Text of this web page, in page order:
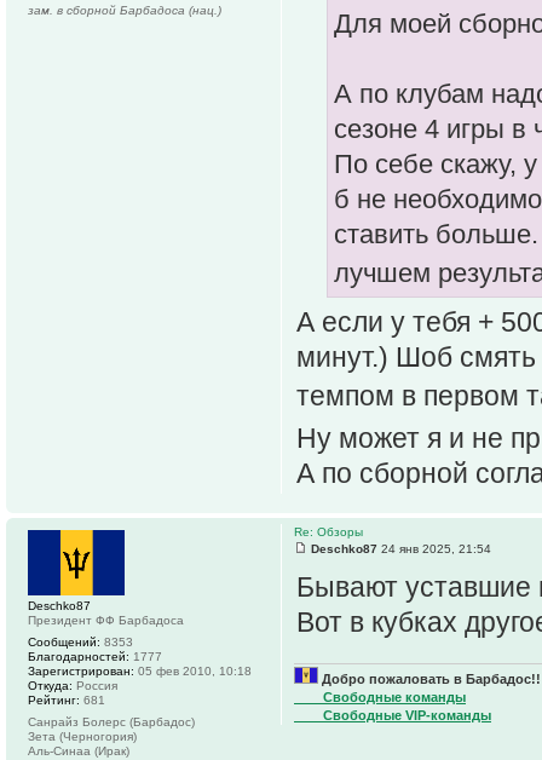
Для моей
А по клубам
сезоне 4 игры
По себе скажу,
б не
ставить
лучшем
А если у тебя +
минут.) Шоб
темпом в первом
Ну может я и не
А по сборной
зам. в сборной Барбадоса (нац.)
Re: Обзоры
Deschko87 24 янв 2025, 21:54
Бывают уставшие
Вот в кубках
Добро пожаловать в
____Свободные команды
____Свободные VIP-команды
Deschko87
Президент ФФ Барбадоса
Сообщений: 8353
Благодарностей: 1777
Зарегистрирован: 05 фев 2010, 10:18
Откуда: Россия
Рейтинг: 681
Санрайз Болерс (Барбадос)
Зета (Черногория)
Аль-Синаа (Ирак)